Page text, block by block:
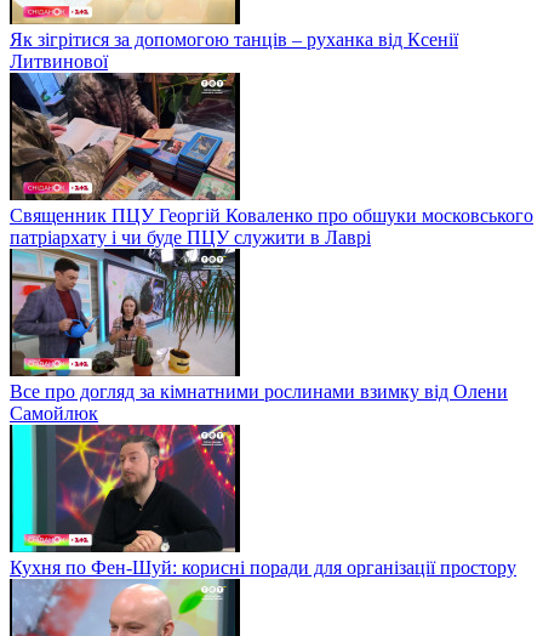
Як зігрітися за допомогою танців – руханка від Ксенії
Литвинової
Священник ПЦУ Георгій Коваленко про обшуки московського
патріархату і чи буде ПЦУ служити в Лаврі
Все про догляд за кімнатними рослинами взимку від Олени
Самойлюк
Кухня по Фен-Шуй: корисні поради для організації простору